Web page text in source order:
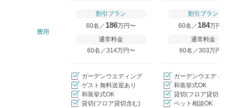
費用
割引プラン
60名／ 186万円〜
通常料金
60名／314万円〜
割引プラン
60名／ 184万円
通常料金
60名／303万円〜
ガーデンウエディング
ゲスト無料送迎あり
和装挙式OK
貸切(フロア貸切含む)
ガーデンウエディ
和装挙式OK
貸切(フロア貸切含
ペット相談OK